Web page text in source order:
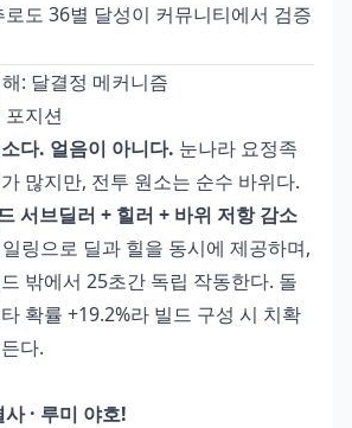
도 36별 달성이 커뮤니티에서 검증
: 달결정 메커니즘
지션
다. 얼음이 아니다. 눈나라 요정족
많지만, 전투 원소는 순수 바위다.
서브딜러 + 힐러 + 바위 저항 감소
일링으로 딜과 힐을 동시에 제공하며,
밖에서 25초간 독립 작동한다. 돌
확률 +19.2%라 빌드 구성 시 치확
다.
· 루미 야호!